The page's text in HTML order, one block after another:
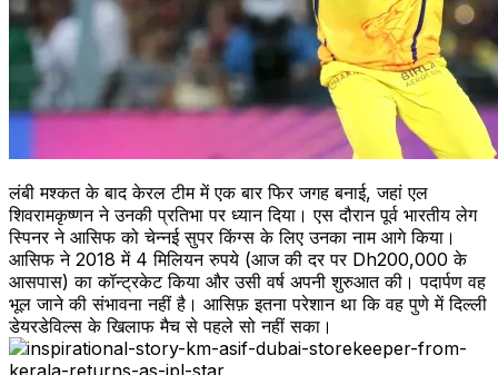
लंबी मश्कत के बाद केरल टीम में एक बार फिर जगह बनाई, जहां एल
शिवरामकृष्णन ने उनकी प्रतिभा पर ध्यान दिया। एस दौरान पूर्व भारतीय लेग
स्पिनर ने आसिफ को चेन्नई सुपर किंग्स के लिए उनका नाम आगे किया।
आसिफ ने 2018 में 4 मिलियन रुपये (आज की दर पर Dh200,000 के
आसपास) का कॉन्ट्रकेट किया और उसी वर्ष अपनी शुरुआत की। पदार्पण वह
भूल जाने की संभावना नहीं है। आसिफ़ इतना परेशान था कि वह पुणे में दिल्ली
डेयरडेविल्स के खिलाफ मैच से पहले सो नहीं सका।